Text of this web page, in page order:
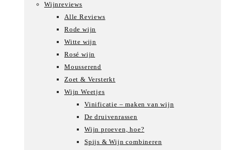
Wijnreviews
Alle Reviews
Rode wijn
Witte wijn
Rosé wijn
Mousserend
Zoet & Versterkt
Wijn Weetjes
Vinificatie – maken van wijn
De druivenrassen
Wijn proeven, hoe?
Spijs & Wijn combineren